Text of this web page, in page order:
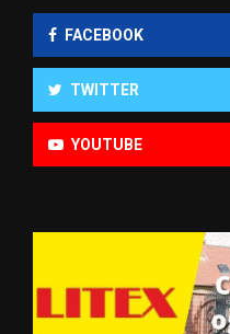
FACEBOOK
TWITTER
YOUTUBE